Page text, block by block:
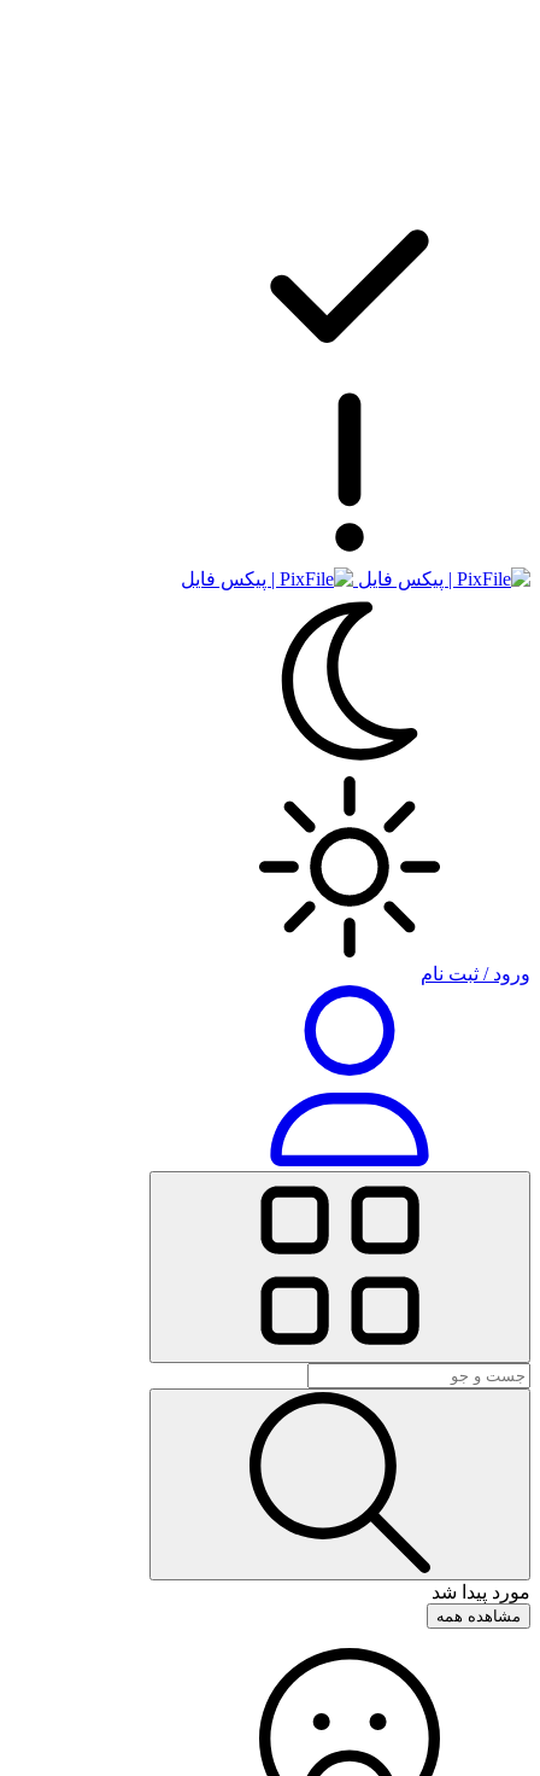
ورود / ثبت نام
مورد پیدا شد
مشاهده همه